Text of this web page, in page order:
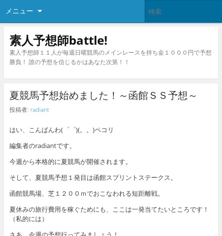
メニュー
素人予想師battle!
素人予想師１１人が毎週日曜競馬のメインレースを持ち金１０００円で予想
勝負！ 誰の予想を信じるかはあなた次第！！
夏競馬予想始めました！～函館ＳＳ予想～
投稿者: radiant
はい、こんばんわ(゜゜)(。。)ペコリ
編集者のradiantです。
今週から本格的に夏競馬が開催されます。
そして、夏競馬予想１発目は函館スプリントステークス。
函館競馬場、芝１２００ｍでおこなわれる短距離戦。
夏休みの旅行費用を稼ぐためにも、ここは一発当てたいところです！
（私的には）